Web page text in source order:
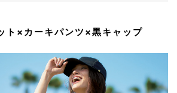
ト×カーキパンツ×黒キャップ